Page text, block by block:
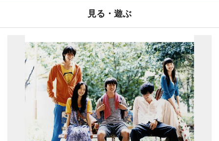
見る・遊ぶ